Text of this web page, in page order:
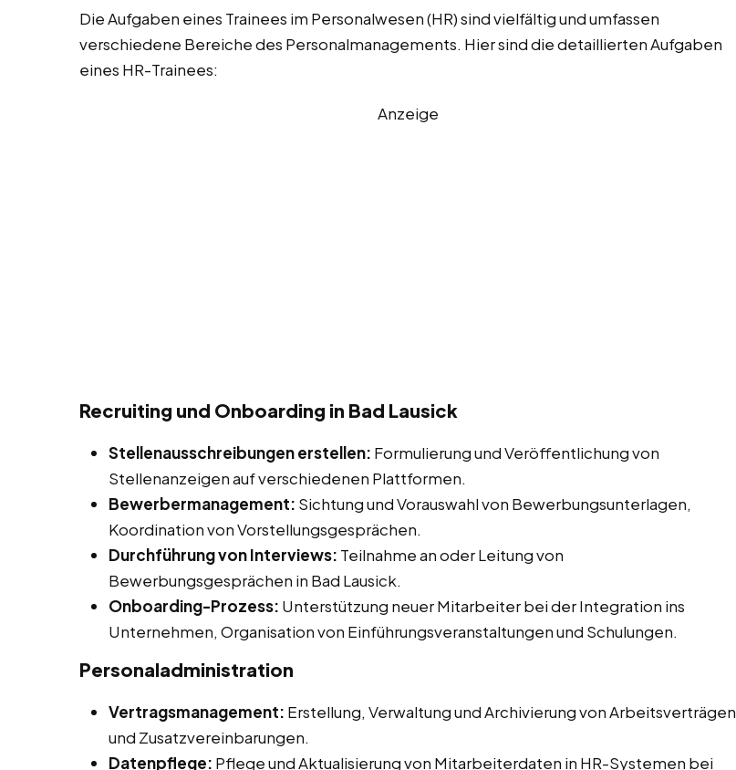
Die Aufgaben eines Trainees im Personalwesen (HR) sind vielfältig und umfassen
verschiedene Bereiche des Personalmanagements. Hier sind die detaillierten Aufgaben
eines HR-Trainees:
Anzeige
Recruiting und Onboarding in Bad Lausick
Stellenausschreibungen erstellen: Formulierung und Veröffentlichung von
Stellenanzeigen auf verschiedenen Plattformen.
Bewerbermanagement: Sichtung und Vorauswahl von Bewerbungsunterlagen,
Koordination von Vorstellungsgesprächen.
Durchführung von Interviews: Teilnahme an oder Leitung von
Bewerbungsgesprächen in Bad Lausick.
Onboarding-Prozess: Unterstützung neuer Mitarbeiter bei der Integration ins
Unternehmen, Organisation von Einführungsveranstaltungen und Schulungen.
Personaladministration
Vertragsmanagement: Erstellung, Verwaltung und Archivierung von Arbeitsverträgen
und Zusatzvereinbarungen.
Datenpflege: Pflege und Aktualisierung von Mitarbeiterdaten in HR-Systemen bei